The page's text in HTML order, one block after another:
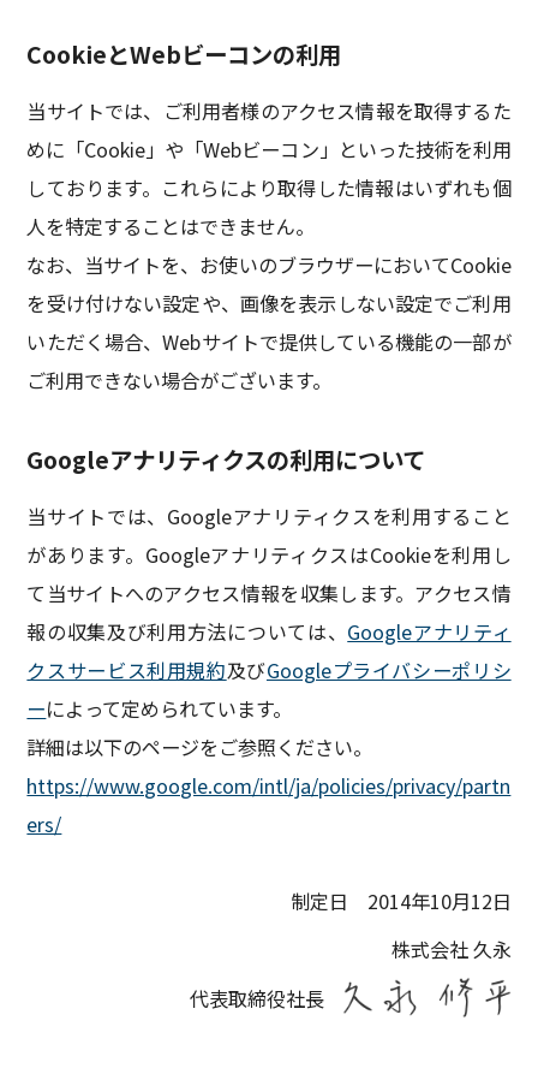
CookieとWebビーコンの利用
当サイトでは、ご利用者様のアクセス情報を取得するた
めに「Cookie」や「Webビーコン」といった技術を利用
しております。これらにより取得した情報はいずれも個
人を特定することはできません。
なお、当サイトを、お使いのブラウザーにおいてCookie
を受け付けない設定や、画像を表示しない設定でご利用
いただく場合、Webサイトで提供している機能の一部が
ご利用できない場合がございます。
Googleアナリティクスの利用について
当サイトでは、Googleアナリティクスを利用すること
があります。GoogleアナリティクスはCookieを利用し
て当サイトへのアクセス情報を収集します。アクセス情
報の収集及び利用方法については、 Googleアナリティ
クスサービス利用規約及びGoogleプライバシーポリシ
ーによって定められています。
詳細は以下のページをご参照ください。
https://www.google.com/intl/ja/policies/privacy/partn
ers/
制定日 2014年10月12日
株式会社 久永
代表取締役社長